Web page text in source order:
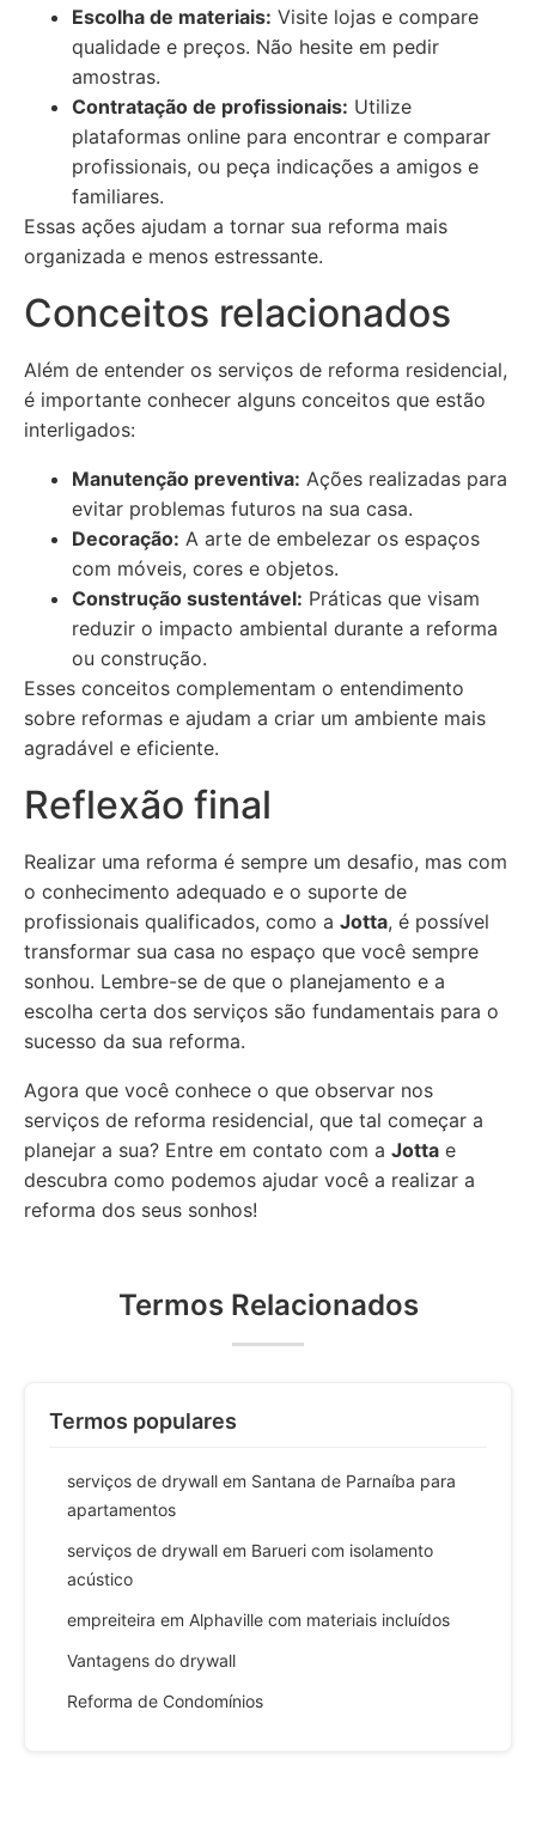
Escolha de materiais: Visite lojas e compare
qualidade e preços. Não hesite em pedir
amostras.
Contratação de profissionais: Utilize
plataformas online para encontrar e comparar
profissionais, ou peça indicações a amigos e
familiares.
Essas ações ajudam a tornar sua reforma mais
organizada e menos estressante.
Conceitos relacionados
Além de entender os serviços de reforma residencial,
é importante conhecer alguns conceitos que estão
interligados:
Manutenção preventiva: Ações realizadas para
evitar problemas futuros na sua casa.
Decoração: A arte de embelezar os espaços
com móveis, cores e objetos.
Construção sustentável: Práticas que visam
reduzir o impacto ambiental durante a reforma
ou construção.
Esses conceitos complementam o entendimento
sobre reformas e ajudam a criar um ambiente mais
agradável e eficiente.
Reflexão final
Realizar uma reforma é sempre um desafio, mas com
o conhecimento adequado e o suporte de
profissionais qualificados, como a Jotta, é possível
transformar sua casa no espaço que você sempre
sonhou. Lembre-se de que o planejamento e a
escolha certa dos serviços são fundamentais para o
sucesso da sua reforma.
Agora que você conhece o que observar nos
serviços de reforma residencial, que tal começar a
planejar a sua? Entre em contato com a Jotta e
descubra como podemos ajudar você a realizar a
reforma dos seus sonhos!
Termos Relacionados
Termos populares
serviços de drywall em Santana de Parnaíba para
apartamentos
serviços de drywall em Barueri com isolamento
acústico
empreiteira em Alphaville com materiais incluídos
Vantagens do drywall
Reforma de Condomínios